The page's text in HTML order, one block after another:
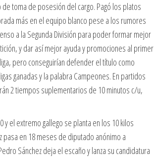
toma de posesión del cargo. Pagó los platos
más en el equipo blanco pese a los rumores
a la Segunda División para poder formar mejor
y dar así mejor ayuda y promociones al primer
pero conseguirían defender el título como
ganadas y la palabra Campeones. En partidos
2 tiempos suplementarios de 10 minutos c/u,
el extremo gallego se planta en los 10 kilos
en 18 meses de diputado anónimo a
Sánchez deja el escaño y lanza su candidatura